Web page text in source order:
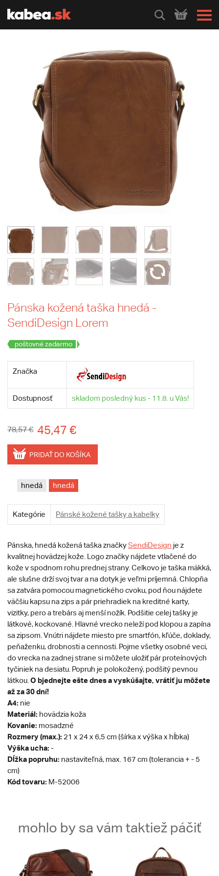
HLEDEJ
Pánska kožená taška hnedá -
SendiDesign Lorem
poštovné zadarmo
Značka
Dostupnosť skladom posledný kus - 11.8. u Vás!
78,57 € 45,47 €
PRIDAŤ DO KOŠÍKA
hnedá hnedá
Kategórie Pánské kožené tašky a kabelky
Pánska, hnedá kožená taška značkySendiDesign je z
kvalitnej hovädzej kože. Logo značky nájdete vtlačené do
kože v spodnom rohu prednej strany. Celkovo je taška mäkká,
ale slušne drží svoj tvar a na dotyk je veľmi príjemná. Chlopňa
sa zatvára pomocou magnetického cvoku, pod ňou nájdete
väčšiu kapsu na zips a pár priehradiek na kreditné karty,
vizitky, pero a trebárs aj menší nožík. Podšitie celej tašky je
látkové, kockované. Hlavné vrecko neleží pod klopou a zapína
sa zipsom. Vnútri nájdete miesto pre smartfón, kľúče, doklady,
peňaženku, drobnosti a cennosti. Pojme všetky osobné veci,
do vrecka na zadnej strane si môžete uložiť pár proteínových
tyčiniek na desiatu. Popruh je polokožený, podšitý pevnou
látkou. O bjednejte ešte dnes a vyskúšajte, vrátiť ju môžete
až za 30 dní!
A4: nie
Materiál: hovädzia koža
Kovanie: mosadzné
Rozmery (max.): 21 x 24 x 6,5 cm (šírka x výška x hĺbka)
Výška ucha: -
Dĺžka popruhu: nastaviteľná, max. 167 cm (tolerancia + - 5
cm)
Kód tovaru: M-52006
mohlo by sa vám taktiež páčiť